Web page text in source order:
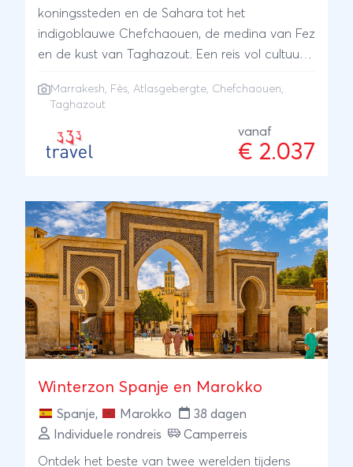
koningssteden en de Sahara tot het
indigoblauwe Chefchaouen, de medina van Fez
en de kust van Taghazout. Een reis vol cultuur,
Marrakesh, Fès, Atlasgebergte, Chefchaouen,
Taghazout
vanaf
€ 2.037
Winterzon Spanje en Marokko
Spanje, Marokko
38 dagen
Individuele rondreis
Camperreis
Ontdek het beste van twee werelden tijdens